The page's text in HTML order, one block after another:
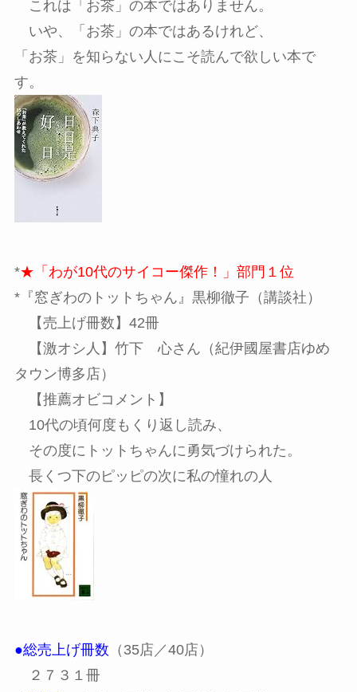
これは「お茶」の本ではありません。
いや、「お茶」の本ではあるけれど、
「お茶」を知らない人にこそ読んで欲しい本で
す。
*★「わが10代のサイコー傑作！」部門１位
*『窓ぎわのトットちゃん』黒柳徹子（講談社）
【売上げ冊数】42冊
【激オシ人】竹下 心さん（紀伊國屋書店ゆめ
タウン博多店）
【推薦オビコメント】
10代の頃何度もくり返し読み、
その度にトットちゃんに勇気づけられた。
長くつ下のピッピの次に私の憧れの人
●総売上げ冊数 （35店／40店）
２７３１冊